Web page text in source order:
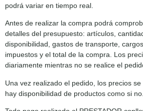
podrá variar en tiempo real.
Antes de realizar la compra podrá
detalles del presupuesto: artículos,
disponibilidad, gastos de transporte,
impuestos y el total de la compra. Los
diariamente mientras no se realice el
Una vez realizado el pedido, los precios
hay disponibilidad de productos como si no.